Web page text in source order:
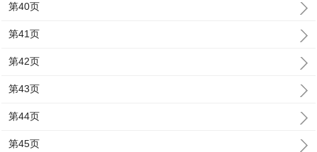
第40页
第41页
第42页
第43页
第44页
第45页